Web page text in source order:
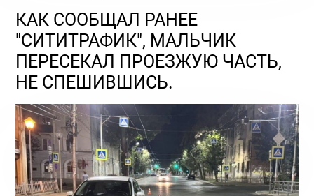
КАК СООБЩАЛ РАНЕЕ
"СИТИТРАФИК", МАЛЬЧИК
ПЕРЕСЕКАЛ ПРОЕЗЖУЮ ЧАСТЬ,
НЕ СПЕШИВШИСЬ.